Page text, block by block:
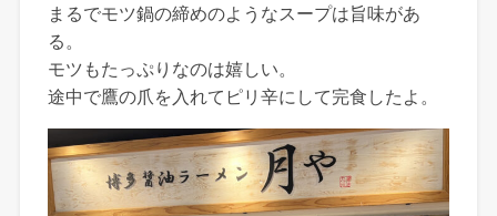
まるでモツ鍋の締めのようなスープは旨味があ
る。
モツもたっぷりなのは嬉しい。
途中で鷹の爪を入れてピリ辛にして完食したよ。